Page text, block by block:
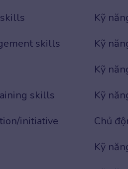
Kỹ
skills
Kỹ
Kỹ
skills
Kỹ
initiative
Chủ
Kỹ